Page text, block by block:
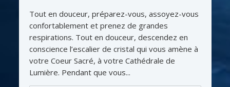
Tout en douceur, préparez-vous, assoyez-vous
confortablement et prenez de grandes
respirations. Tout en douceur, descendez en
conscience l’escalier de cristal qui vous amène à
votre Coeur Sacré, à votre Cathédrale de
Lumière. Pendant que vous...